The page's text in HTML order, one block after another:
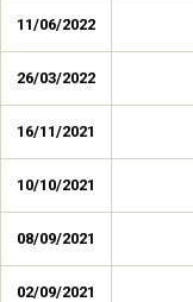
11/06/2022
26/03/2022
16/11/2021
10/10/2021
08/09/2021
02/09/2021